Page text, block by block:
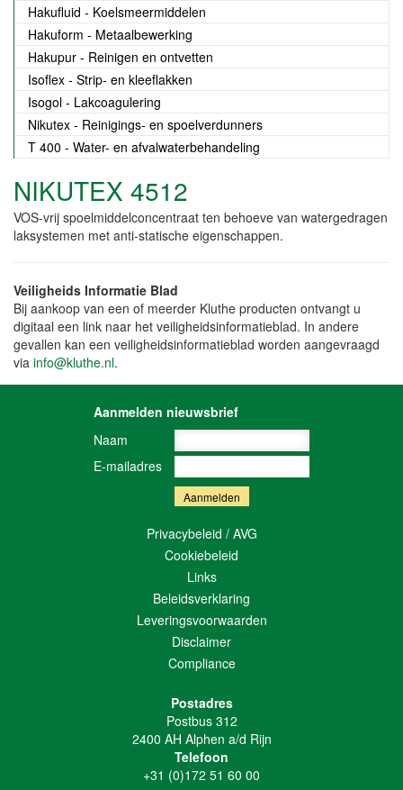
Hakufluid - Koelsmeermiddelen
Hakuform - Metaalbewerking
Hakupur - Reinigen en ontvetten
Isoflex - Strip- en kleeflakken
Isogol - Lakcoagulering
Nikutex - Reinigings- en spoelverdunners
T 400 - Water- en afvalwaterbehandeling
NIKUTEX 4512
VOS-vrij spoelmiddelconcentraat ten behoeve van watergedragen
laksystemen met anti-statische eigenschappen.
Veiligheids Informatie Blad
Bij aankoop van een of meerder Kluthe producten ontvangt u
digitaal een link naar het veiligheidsinformatieblad. In andere
gevallen kan een veiligheidsinformatieblad worden aangevraagd
via info@kluthe.nl.
Aanmelden nieuwsbrief
Naam
E-mailadres
Privacybeleid / AVG
Cookiebeleid
Links
Beleidsverklaring
Leveringsvoorwaarden
Disclaimer
Compliance
Postadres
Postbus 312
2400 AH Alphen a/d Rijn
Telefoon
+31 (0)172 51 60 00